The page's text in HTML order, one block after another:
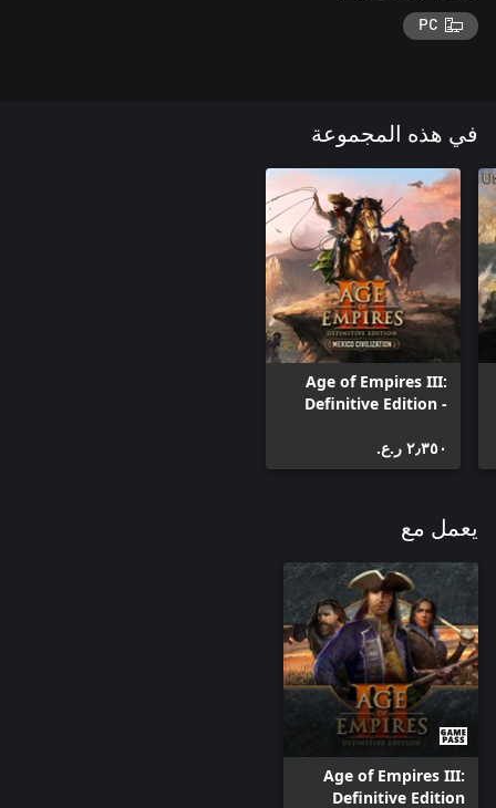
PC
في هذه المجموعة
Age of Empires III:
Definitive Edition -
٢٫٣٥٠ ر.ع.‏
يعمل مع
Age of Empires III:
Definitive Edition